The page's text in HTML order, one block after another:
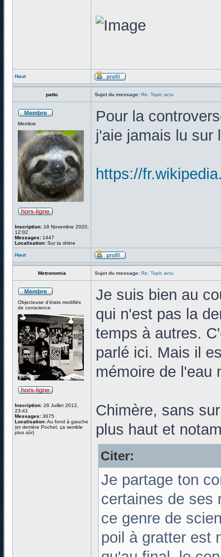
Haut
patto Sujet du message: Re: Topic actu
Membre
Inscription: 18 Novembre 2020,
12:02
Messages: 1447
Localisation: Sur ta rétine
Pour la
j'aie jamais lu sur
https://
Haut
Metronomia Sujet du message: Re: Topic actu
Objecteuse d'états modifiés
de conscience
Inscription: 28 Juillet 2012,
23:41
Messages: 3675
Localisation:Au fond à gauche
(et derrière Pochel, ça semble
plus sûr)
Je suis bien au
qui n'est pas la
temps à autres.
parlé ici. Mais il
mémoire de l'eau
Chimère, sans
plus haut et
Citer:
Je partage ton
certaines de ses
ce genre de
poil à gratter est